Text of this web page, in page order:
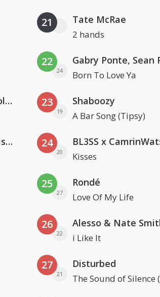
Hugel x Topic x Arash feat. Daecolm
David Guetta & Alesso feat. Madison Love
21 Tate McRae
2 hands
22
24 Born To Love Ya
23
19
Shaboozy
A Bar Song (Tipsy)
24
20
BL3SS x
Kisses
25
27
Rondé
Love Of My Life
26
22
Alesso & Nate
i Like It
27
21
Disturbed
The Sound of Silence